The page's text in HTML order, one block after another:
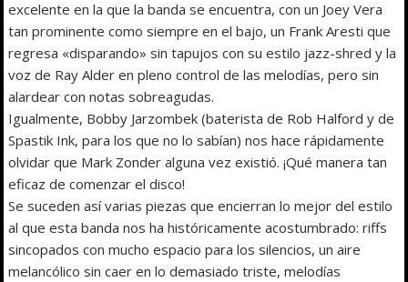
excelente en la que la banda se encuentra, con un Joey Vera
tan prominente como siempre en el bajo, un Frank Aresti que
regresa «disparando» sin tapujos con su estilo jazz-shred y la
voz de Ray Alder en pleno control de las melodías, pero sin
alardear con notas sobreagudas.
Igualmente, Bobby Jarzombek (baterista de Rob Halford y de
Spastik Ink, para los que no lo sabían) nos hace rápidamente
olvidar que Mark Zonder alguna vez existió. ¡Qué manera tan
eficaz de comenzar el disco!
Se suceden así varias piezas que encierran lo mejor del estilo
al que esta banda nos ha históricamente acostumbrado: riffs
sincopados con mucho espacio para los silencios, un aire
melancólico sin caer en lo demasiado triste, melodías